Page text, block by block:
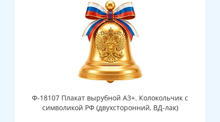
Ф-18107 Плакат вырубной А3+. Колокольчик с
символикой РФ (двухсторонний, ВД-лак)